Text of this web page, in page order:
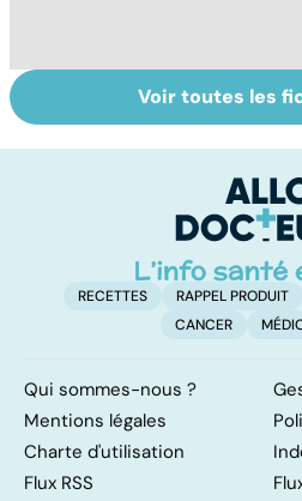
Comment tenir
ses bonnes
Voir toutes les
RECETTES RAPPEL PRODUIT
CANCER
Qui sommes-nous ?
Mentions légales
Charte d'utilisation
Flux RSS